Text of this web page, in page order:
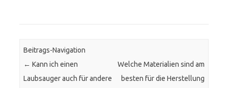
Beitrags-Navigation
← Kann ich einen
Laubsauger auch für andere
Welche Materialien sind am
besten für die Herstellung